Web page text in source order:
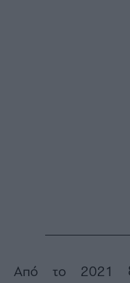
Από το 2021